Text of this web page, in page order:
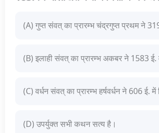
(A) गुप्त संवत् का प्रारम्भ चंद्रगुप्त प्रथम ने
(B) इलाही संवत् का प्रारम्भ अकबर ने 1583 ई.
(C) वर्धन संवत् का प्रारम्भ हर्षवर्धन ने 606 ई. में
(D) उपर्युक्त सभी कथन सत्य है।